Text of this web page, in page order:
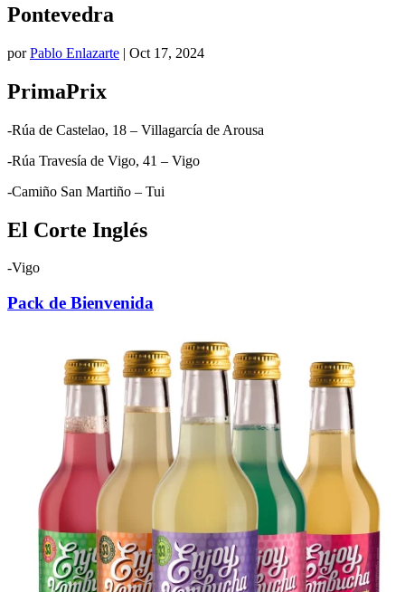
Pontevedra
porPablo Enlazarte | Oct 17, 2024
PrimaPrix
-Rúa de Castelao, 18 – Villagarcía de Arousa
-Rúa Travesía de Vigo, 41 – Vigo
-Camiño San Martiño – Tui
El Corte Inglés
-Vigo
Pack de Bienvenida